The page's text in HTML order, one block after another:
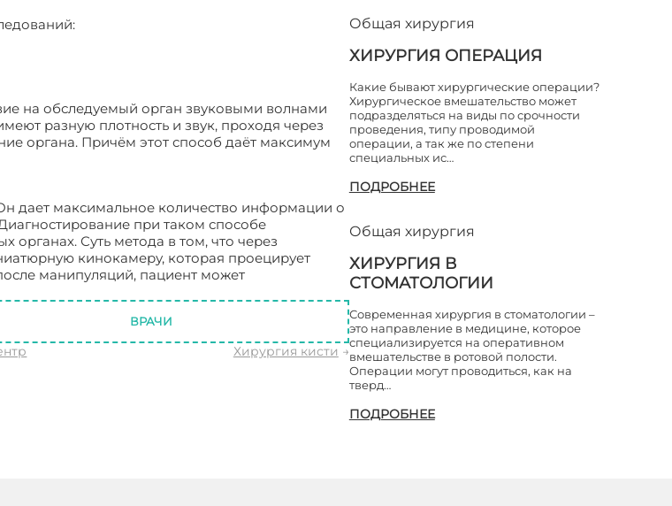
на обследуемый орган звуковыми волнами
разную плотность и звук, проходя через
органа. Причём этот способ даёт максимум
дает максимальное количество информации о
при таком способе
органах. Суть метода в том, что через
кинокамеру, которая проецирует
манипуляций, пациент может
ВРАЧИ
Хирургия кисти →
Общая хирургия
ХИРУРГИЯ ОПЕРАЦИЯ
Какие бывают хирургические операции?
Хирургическое вмешательство может
подразделяться на виды по срочности
проведения, типу проводимой
операции, а так же по степени
специальных ис…
ПОДРОБНЕЕ
Общая хирургия
ХИРУРГИЯ В
СТОМАТОЛОГИИ
Современная хирургия в стоматологии –
это направление в медицине, которое
специализируется на оперативном
вмешательстве в ротовой полости.
Операции могут проводиться, как на
тверд…
ПОДРОБНЕЕ